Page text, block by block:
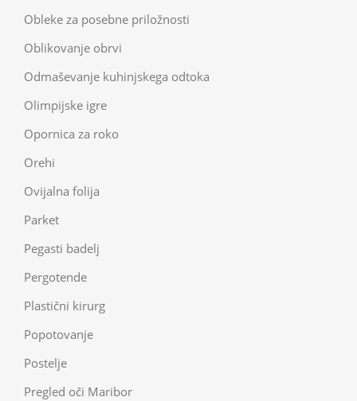
Obleke za posebne priložnosti
Oblikovanje obrvi
Odmaševanje kuhinjskega odtoka
Olimpijske igre
Opornica za roko
Orehi
Ovijalna folija
Parket
Pegasti badelj
Pergotende
Plastični kirurg
Popotovanje
Postelje
Pregled oči Maribor